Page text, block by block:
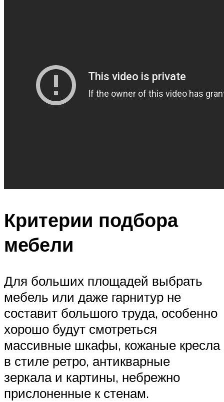
Критерии подбора
мебели
Для больших площадей выбрать
мебель или даже гарнитур не
составит большого труда, особенно
хорошо будут смотреться
массивные шкафы, кожаные кресла
в стиле ретро, антикварные
зеркала и картины, небрежно
прислоненные к стенам.